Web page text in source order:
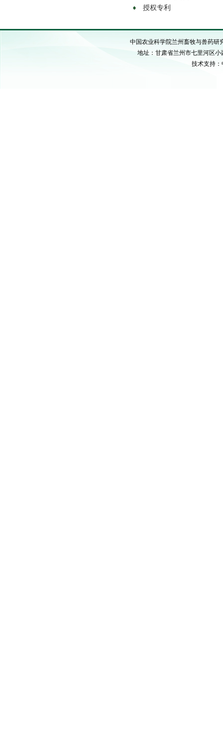
授权专利
中国农业科学院兰州畜牧与兽药研
地址：甘肃省兰州市七里河区小
技术支持